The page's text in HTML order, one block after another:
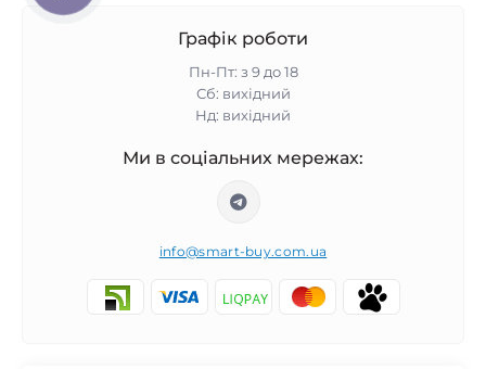
Графік роботи
Пн-Пт: з 9 до 18
Сб: вихідний
Нд: вихідний
Ми в соціальних мережах:
info@smart-buy.com.ua